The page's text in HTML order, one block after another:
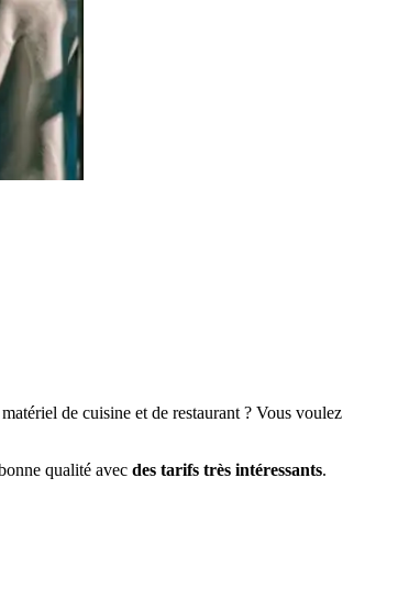
de cuisine et de restaurant ? Vous voulez
qualité avec des tarifs très intéressants.